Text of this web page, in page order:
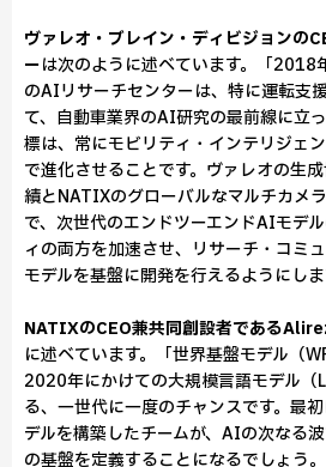
ヴァレオ・ブレイン・ディビジョンの
ーは次のように述べています。「2018
のAIリサーチセンターは、特に運転支
て、自動車業界のAI研究の最前線に立
標は、常にモビリティ・インテリジェ
で進化させることです。ヴァレオの生
績とNATIXのグローバルなマルチカメ
で、次世代のエンドツーエンドAIモデ
ィの両方を加速させ、リサーチ・コミ
モデルを基盤に開発を行えるようにしま
NATIXのCEO兼共同創設者である
に述べています。「世界基盤モデル（
2020年にかけての大規模言語モデル（
る、一世代に一度のチャンスです。最
デルを構築したチームが、AIの次なる
の基盤を定義することになるでしょう